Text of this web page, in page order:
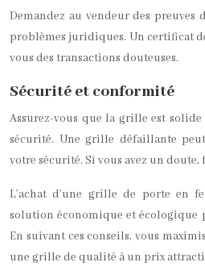
Demandez au vendeur des preuves
problèmes juridiques. Un certificat
vous des transactions douteuses.
Sécurité et conformité
Assurez-vous que la grille est
sécurité. Une grille défaillante
votre sécurité. Si vous avez un doute,
L’achat d’une grille de porte en
solution économique et écologique
En suivant ces conseils, vous
une grille de qualité à un prix